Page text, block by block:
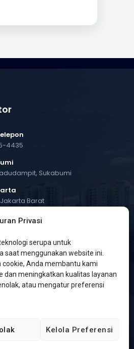
Privasi
serupa untuk
saat menggunakan website ini.
Anda membantu kami
meningkatkan kualitas layanan
atau mengatur preferensi
Kelola Preferensi
4435
Sukabumi
Barat